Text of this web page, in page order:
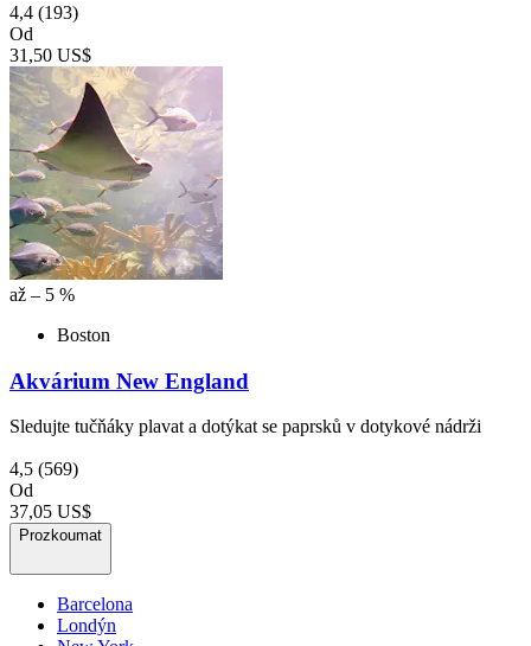
4,4 (193)
Od
31,50 US$
až – 5 %
Boston
Akvárium New England
Sledujte tučňáky plavat a dotýkat se paprsků v dotykové nádrži
4,5 (569)
Od
37,05 US$
Prozkoumat
Barcelona
Londýn